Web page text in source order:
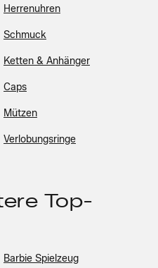
Herrenuhren
Schmuck
Ketten & Anhänger
Caps
Mützen
Verlobungsringe
Top-
Barbie Spielzeug